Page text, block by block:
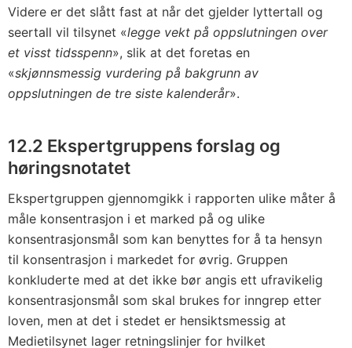
Videre er det slått fast at når det gjelder lyttertall og
seertall vil tilsynet «legge vekt på oppslutningen over
et visst tidsspenn», slik at det foretas en
«skjønnsmessig vurdering på bakgrunn av
oppslutningen de tre siste kalenderår».
12.2 Ekspertgruppens forslag og
høringsnotatet
Ekspertgruppen gjennomgikk i rapporten ulike måter å
måle konsentrasjon i et marked på og ulike
konsentrasjonsmål som kan benyttes for å ta hensyn
til konsentrasjon i markedet for øvrig. Gruppen
konkluderte med at det ikke bør angis ett ufravikelig
konsentrasjonsmål som skal brukes for inngrep etter
loven, men at det i stedet er hensiktsmessig at
Medietilsynet lager retningslinjer for hvilket